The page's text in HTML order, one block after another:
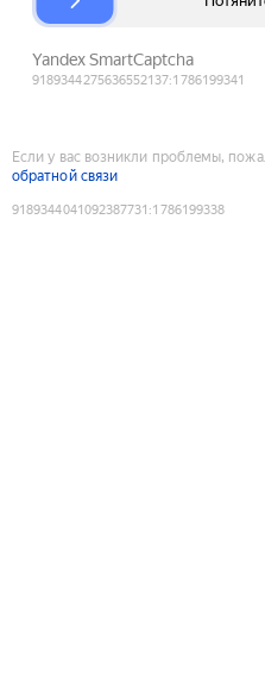
Если у вас возникли проблемы,
обратной связи
9189344041092387731 :1786199338